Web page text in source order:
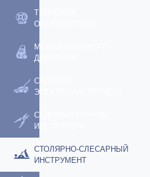
ТЕПЛОВОЕ
ОБОРУДОВАНИЕ
МОЙКИ ВЫСОКОГО
ДАВЛЕНИЯ
САДОВЫЙ
ЭЛЕКТРОИНСТРУМЕНТ
САДОВЫЙ РУЧНОЙ
ИНСТРУМЕНТ
СТОЛЯРНО-СЛЕСАРНЫЙ
ИНСТРУМЕНТ